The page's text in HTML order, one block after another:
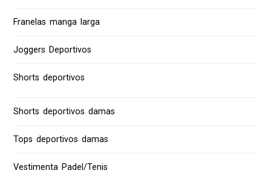
Franelas manga larga
Joggers Deportivos
Shorts deportivos
Shorts deportivos damas
Tops deportivos damas
Vestimenta Padel/Tenis